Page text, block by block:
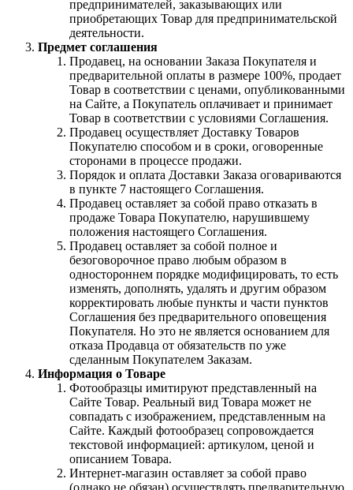
предпринимателей, заказывающих или
приобретающих Товар для предпринимательской
деятельности.
Предмет соглашения
Продавец, на основании Заказа Покупателя и
предварительной оплаты в размере 100%, продает
Товар в соответствии с ценами, опубликованными
на Сайте, а Покупатель оплачивает и принимает
Товар в соответствии с условиями Соглашения.
Продавец осуществляет Доставку Товаров
Покупателю способом и в сроки, оговоренные
сторонами в процессе продажи.
Порядок и оплата Доставки Заказа оговариваются
в пункте 7 настоящего Соглашения.
Продавец оставляет за собой право отказать в
продаже Товара Покупателю, нарушившему
положения настоящего Соглашения.
Продавец оставляет за собой полное и
безоговорочное право любым образом в
одностороннем порядке модифицировать, то есть
изменять, дополнять, удалять и другим образом
корректировать любые пункты и части пунктов
Соглашения без предварительного оповещения
Покупателя. Но это не является основанием для
отказа Продавца от обязательств по уже
сделанным Покупателем Заказам.
Информация о Товаре
Фотообразцы имитируют представленный на
Сайте Товар. Реальный вид Товара может не
совпадать с изображением, представленным на
Сайте. Каждый фотообразец сопровождается
текстовой информацией: артикулом, ценой и
описанием Товара.
Интернет-магазин оставляет за собой право
(однако не обязан) осуществлять предварительную